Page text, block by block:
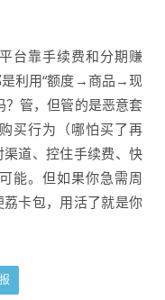
台靠手续费和分期赚
是利用“额度→商品→现
？管，但管的是恶意套
买行为（哪怕买了再
道、控住手续费、快
能。但如果你急需周
卡包，用活了就是你